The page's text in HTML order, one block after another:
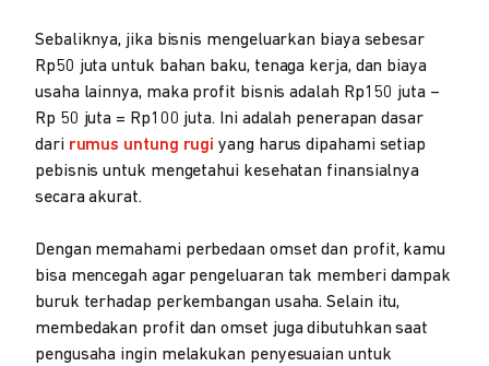
Sebaliknya, jika bisnis mengeluarkan biaya sebesar
Rp50 juta untuk bahan baku, tenaga kerja, dan biaya
usaha lainnya, maka profit bisnis adalah Rp150 juta –
Rp 50 juta = Rp100 juta. Ini adalah penerapan dasar
dari rumus untung rugi yang harus dipahami setiap
pebisnis untuk mengetahui kesehatan finansialnya
secara akurat.
Dengan memahami perbedaan omset dan profit, kamu
bisa mencegah agar pengeluaran tak memberi dampak
buruk terhadap perkembangan usaha. Selain itu,
membedakan profit dan omset juga dibutuhkan saat
pengusaha ingin melakukan penyesuaian untuk